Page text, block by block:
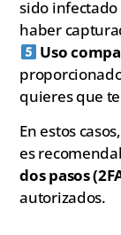
sido
haber
Uso
quieres que
En estos
es
dos pasos
autorizados.